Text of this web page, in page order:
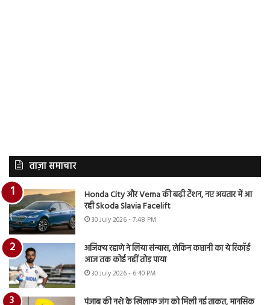
ताज़ा समाचार
Honda City और Verna की बढ़ी टेंशन, नए अवतार में आ
रही Skoda Slavia Facelift
30 July 2026 - 7:48 PM
अजिंक्य रहाणे ने लिया संन्यास, लेकिन कप्तानी का ये रिकॉर्ड
आज तक कोई नहीं तोड़ पाया
30 July 2026 - 6:40 PM